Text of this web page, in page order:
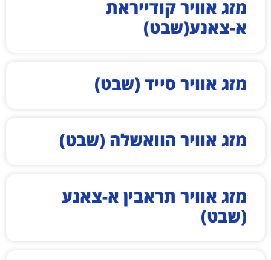
מזג אוויר קודייראת
א-צאנע(שבט)
מזג אוויר סייד (שבט)
מזג אוויר הוואשלה (שבט)
מזג אוויר תראבין א-צאנע
(שבט)